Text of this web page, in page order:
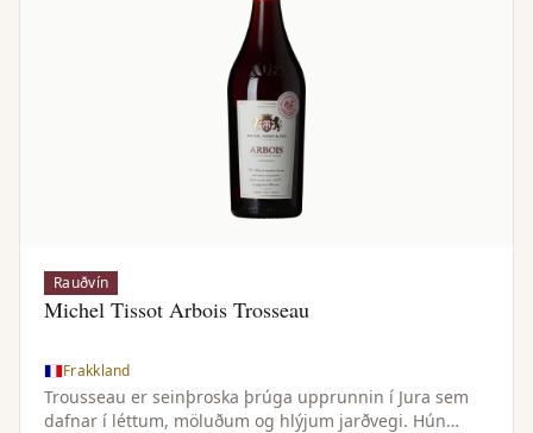
Rauðvín
Michel Tissot Arbois Trosseau
Frakkland
Trousseau er seinþroska þrúga upprunnin í Jura sem
dafnar í léttum, möluðum og hlýjum jarðvegi. Hún